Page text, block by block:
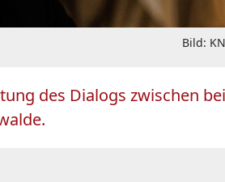
Bild:
des Dialogs zwischen